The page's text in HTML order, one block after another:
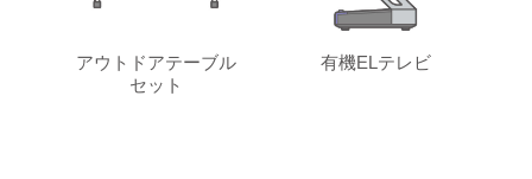
アウトドアテーブル
セット
有機ELテレビ